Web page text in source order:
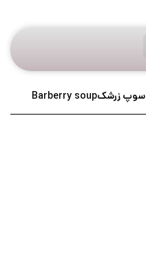
سوپ زرشکBarberry soup